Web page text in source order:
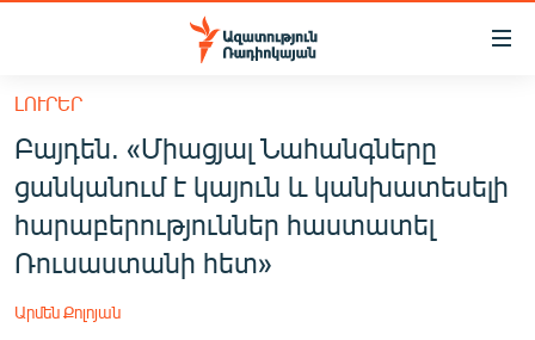
Մատչելիության
հիմնական
բովանդակությանը
Անցնել
հիմնական
մենյուին
Որոնում
ՀԱՅԱՍՏԱՆ
ՔԱՂԱՔԱԿԱՆ
ԸՆՏՐՈՒԹՅՈՒՆՆԵՐ 2026
ԼՈՒՐԵՐ
Բայդեն. «Միացյալ Նահանգները
ցանկանում է կայուն և կանխատեսելի
հարաբերություններ հաստատել
Ռուսաստանի հետ»
Արմեն Քոլոյան